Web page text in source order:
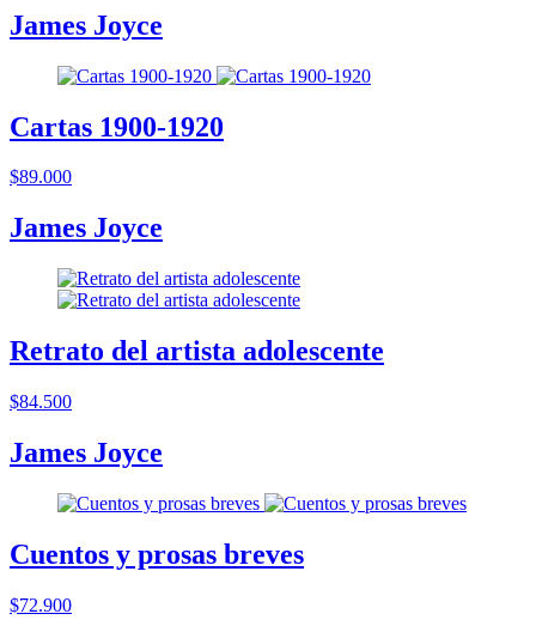
James Joyce
Cartas 1900-1920
$89.000
James Joyce
Retrato del artista adolescente
$84.500
James Joyce
Cuentos y prosas breves
$72.900